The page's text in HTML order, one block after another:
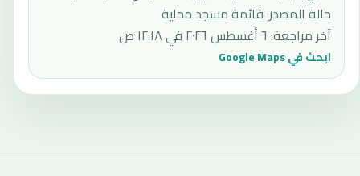
حالة المصدر:قائمة مسجد محلية
آخر مراجعة: ٦ أغسطس ٢٠٢٦ في ١٢:١٨ ص
ابحث في Google Maps